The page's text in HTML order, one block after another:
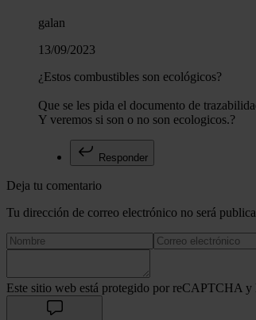
galan
13/09/2023
¿Estos combustibles son ecológicos?
Que se les pida el documento de
Y veremos si son o no son ecologicos.?
Responder
Deja tu comentario
Tu dirección de correo electrónico no será
Este sitio web está protegido por reCAPTCHA y